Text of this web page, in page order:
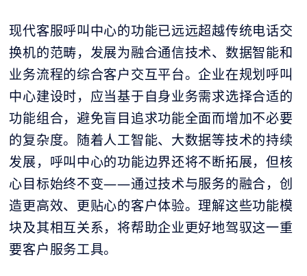
现代客服呼叫中心的功能已远远超越传统电话交
换机的范畴，发展为融合通信技术、数据智能和
业务流程的综合客户交互平台。企业在规划呼叫
中心建设时，应当基于自身业务需求选择合适的
功能组合，避免盲目追求功能全面而增加不必要
的复杂度。随着人工智能、大数据等技术的持续
发展，呼叫中心的功能边界还将不断拓展，但核
心目标始终不变——通过技术与服务的融合，创
造更高效、更贴心的客户体验。理解这些功能模
块及其相互关系，将帮助企业更好地驾驭这一重
要客户服务工具。